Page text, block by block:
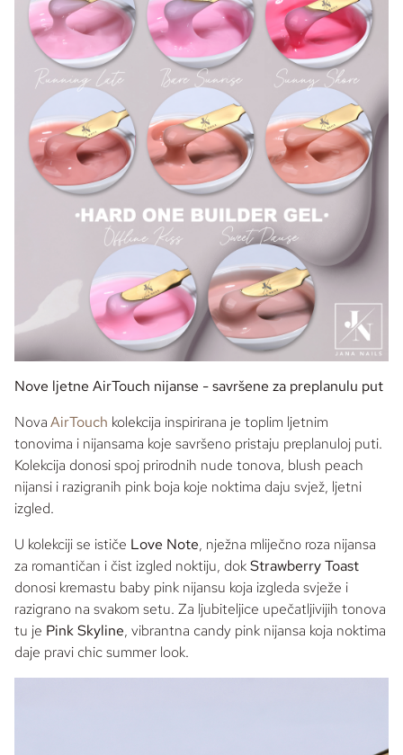
Nove ljetne AirTouch nijanse - savršene za preplanulu put
NovaAirTouch kolekcija inspirirana je toplim ljetnim
tonovima i nijansama koje savršeno pristaju preplanuloj puti.
Kolekcija donosi spoj prirodnih nude tonova, blush peach
nijansi i razigranih pink boja koje noktima daju svjež, ljetni
izgled.
U kolekciji se ističe Love Note, nježna mliječno roza nijansa
za romantičan i čist izgled noktiju, dokStrawberry Toast
donosi kremastu baby pink nijansu koja izgleda svježe i
razigrano na svakom setu. Za ljubiteljice upečatljivijih tonova
tu je Pink Skyline, vibrantna candy pink nijansa koja noktima
daje pravi chic summer look.